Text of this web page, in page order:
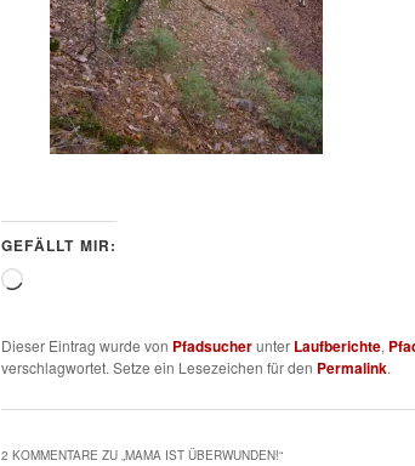
GEFÄLLT MIR:
Wird
Dieser Eintrag wurde von Pfadsucherunter Laufberichte,
verschlagwortet. Setze ein Lesezeichen für den Permalink.
2 KOMMENTARE ZU „MAMA IST ÜBERWUNDEN!“